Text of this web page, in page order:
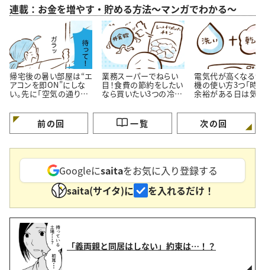
連載：お金を増やす・貯める方法～マンガでわかる～
帰宅後の暑い部屋は“エ
アコンを即ON”にしな
い。先に「空気の通り
業務スーパーでねらい
目！食費の節約をしたい
なら買いたい3つの冷凍
電気代が高くなる
機の使い方3つ「時
余裕がある日は気
前の回 一覧 次の回
Googleにsaitaをお気に入り登録する
saita(サイタ)に
を入れるだけ！
「義両親と同居はしない」約束は…！？